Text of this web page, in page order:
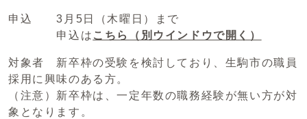
申込 3月5日（木曜日）まで
申込は こちら （別ウインドウで開く）
対象者 新卒枠の受験を検討しており、生駒市の職員
採用に興味のある方。
（注意）新卒枠は、一定年数の職務経験が無い方が対
象となります。